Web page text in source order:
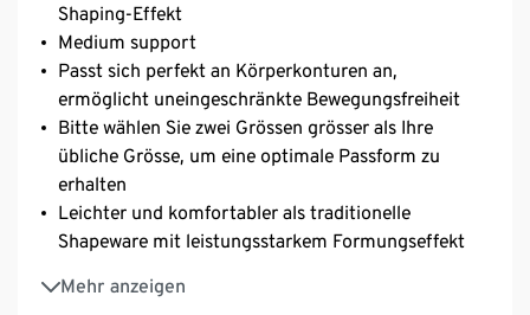
Shaping-Effekt
Medium support
Passt sich perfekt an Körperkonturen an,
ermöglicht uneingeschränkte Bewegungsfreiheit
Bitte wählen Sie zwei Grössen grösser als Ihre
übliche Grösse, um eine optimale Passform zu
erhalten
Leichter und komfortabler als traditionelle
Shapeware mit leistungsstarkem Formungseffekt
Mehr anzeigen
Push-up-Effekt am Po
Nahtlose Verarbeitung am Bund und an den